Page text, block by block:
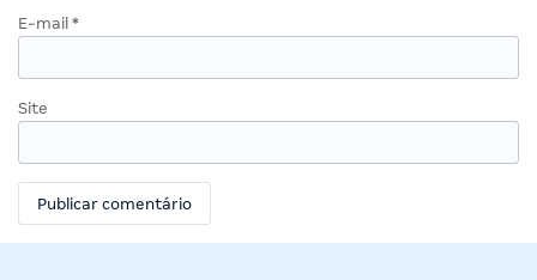
E-mail *
Site